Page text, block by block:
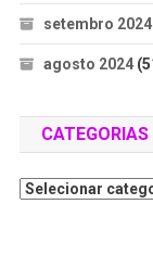
setembro 2024
agosto 2024
CATEGORIAS